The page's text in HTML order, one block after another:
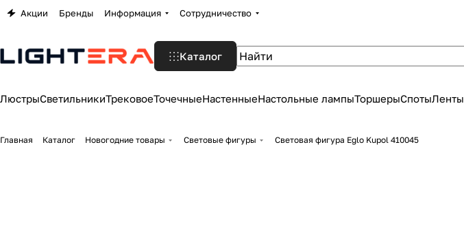
Акции Бренды Информация Сотрудничество
Каталог
ЛюстрыСветильникиТрековоеТочечныеНастенныеНастольные лампыТоршерыСпотыЛенты
Главная Каталог Новогодние товары Световые фигуры Световая фигура Eglo Kupol 410045